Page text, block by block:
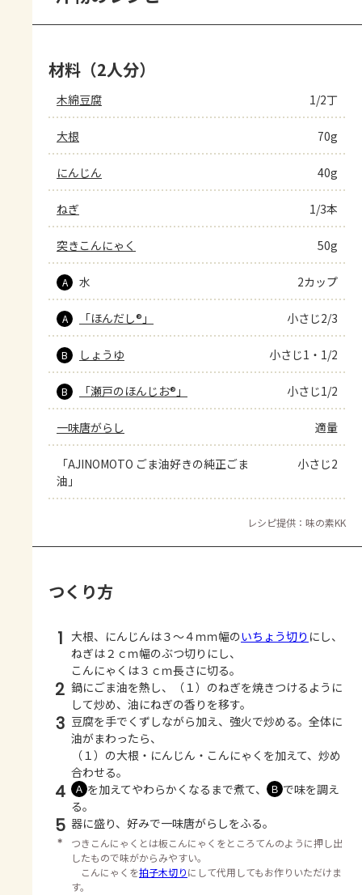
材料（2人分）
木綿豆腐 1/2丁
大根 70g
にんじん 40g
ねぎ 1/3本
突きこんにゃく 50g
A 水 2カップ
A 「ほんだし®」 小さじ2/3
B しょうゆ 小さじ1・1/2
B 「瀬戸のほんじお®」 小さじ1/2
一味唐がらし 適量
「AJINOMOTO ごま油好きの純正ごま
油」
小さじ2
レシピ提供：味の素KK
つくり方
1 大根、にんじんは３～４ｍｍ幅のいちょう切り にし、
ねぎは２ｃｍ幅のぶつ切りにし、
こんにゃくは３ｃｍ長さに切る。
2 鍋にごま油を熱し、（１）のねぎを焼きつけるように
して炒め、油にねぎの香りを移す。
3 豆腐を手でくずしながら加え、強火で炒める。全体に
油がまわったら、
（１）の大根・にんじん・こんにゃくを加えて、炒め
合わせる。
4 Ａ を加えてやわらかくなるまで煮て、 Ｂ で味を調え
る。
5 器に盛り、好みで一味唐がらしをふる。
＊
つきこんにゃくとは板こんにゃくをところてんのように押し出
したもので味がからみやすい。
こんにゃくを拍子木切りにして代用してもお作りいただけま
す。